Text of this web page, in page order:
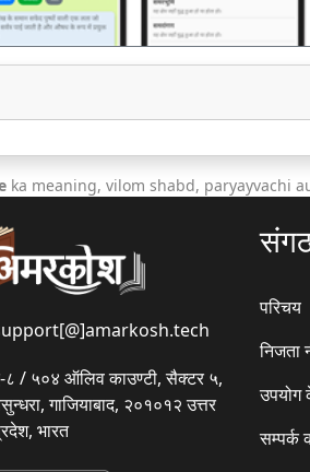
ka meaning, vilom shabd, paryayvachi
८ / ५०४ ऑलिव काउण्टी, सैक्टर ५,
गाजियाबाद, २०१०१२ उत्तर
भारत
परिचय
निजता
उपयोग
सम्पर्क